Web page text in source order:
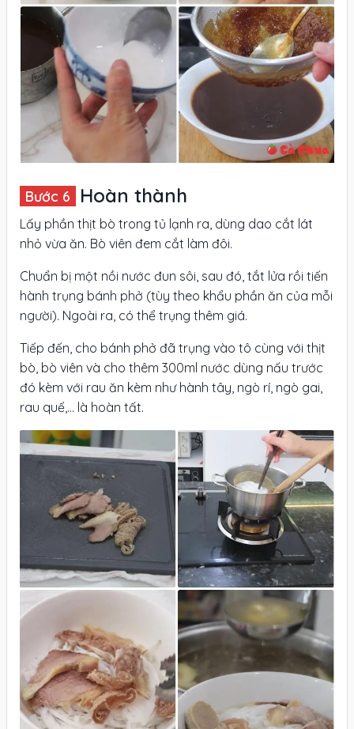
Hoàn thành
Lấy phần thịt bò trong tủ lạnh ra, dùng dao cắt lát
nhỏ vừa ăn. Bò viên đem cắt làm đôi.
Chuẩn bị một nồi nước đun sôi, sau đó, tắt lửa rồi tiến
hành trụng bánh phở (tùy theo khẩu phần ăn của mỗi
người). Ngoài ra, có thể trụng thêm giá.
Tiếp đến, cho bánh phở đã trụng vào tô cùng với thịt
bò, bò viên và cho thêm 300ml nước dùng nấu trước
đó kèm với rau ăn kèm như hành tây, ngò rí, ngò gai,
rau quế,... là hoàn tất.